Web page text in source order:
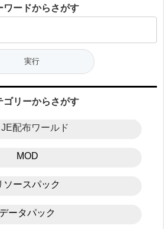
ワードからさがす
ゴリーからさがす
JE配布ワールド
MOD
ソースパック
データパック